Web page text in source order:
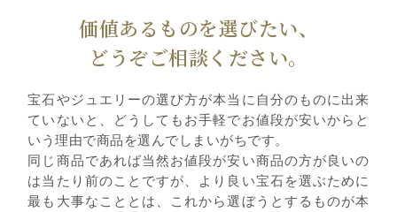
価値あるものを選びたい、
どうぞご相談ください。
宝石やジュエリーの選び方が本当に自分のものに出来
ていないと、どうしてもお手軽でお値段が安いからと
いう理由で商品を選んでしまいがちです。
同じ商品であれば当然お値段が安い商品の方が良いの
は当たり前のことですが、より良い宝石を選ぶために
最も大事なこととは、これから選ぼうとするものが本